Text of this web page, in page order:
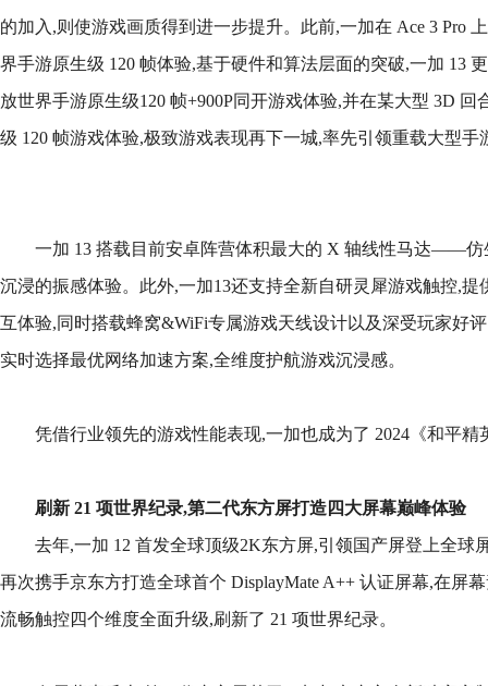
的加入,则使游戏画质得到进一步提升。此前,一加在 Ace 3 Pro
界手游原生级 120 帧体验,基于硬件和算法层面的突破,一加 13
放世界手游原生级120 帧+900P同开游戏体验,并在某大型 3D
级 120 帧游戏体验,极致游戏表现再下一城,率先引领重载大型手
一加 13 搭载目前安卓阵营体积最大的 X 轴线性马达——仿
沉浸的振感体验。此外,一加13还支持全新自研灵犀游戏触控,
互体验,同时搭载蜂窝&WiFi专属游戏天线设计以及深受玩家好
实时选择最优网络加速方案,全维度护航游戏沉浸感。
凭借行业领先的游戏性能表现,一加也成为了 2024《和平
刷新 21 项世界纪录,第二代东方屏打造四大屏幕巅峰体验
去年,一加 12 首发全球顶级2K东方屏,引领国产屏登上全球
再次携手京东方打造全球首个 DisplayMate A++ 认证屏幕,在屏
流畅触控四个维度全面升级,刷新了 21 项世界纪录。